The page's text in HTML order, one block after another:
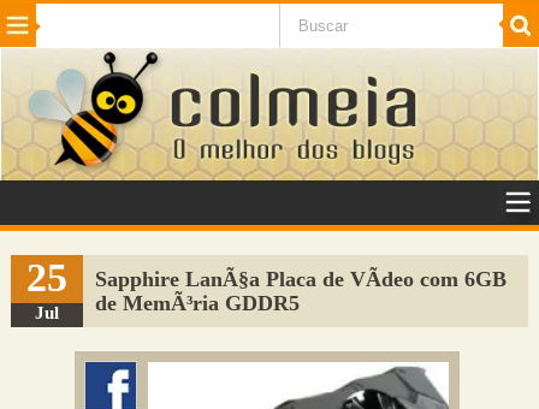
Beleza Cinema e TV
Internet Jogos NotÃ­cias SaÃºde
VeÃ­culos Adulto
Sugerir Link
Adicionar Blog
Colmeia Exchange
25
Jul
Sapphire LanÃ§a Placa de VÃ­deo com 6GB
de MemÃ³ria GDDR5